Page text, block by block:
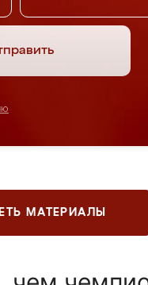
МАТЕРИАЛЫ